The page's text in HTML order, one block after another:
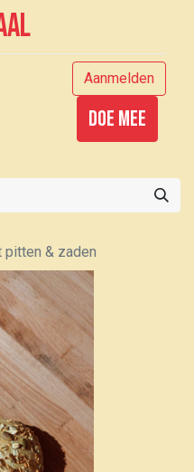
Aanmelden
Doe mee
& zaden